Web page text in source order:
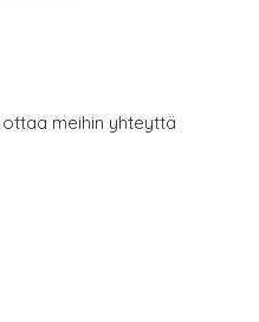
meihin yhteyttä